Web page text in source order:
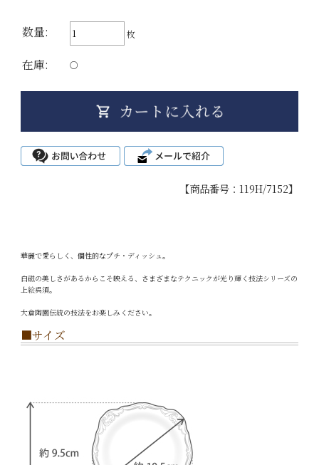
数量: 枚
在庫: ○
【商品番号：119H/7152】
華麗で愛らしく、個性的なプチ・ディッシュ。
白磁の美しさがあるからこそ映える、さまざまなテクニックが光り輝く技法シリーズの
上絵呉須。
大倉陶園伝統の技法をお楽しみください。
■サイズ